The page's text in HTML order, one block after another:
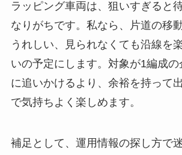
ラッピング車両は、狙いすぎると
なりがちです。私なら、片道の移
うれしい、見られなくても沿線を
いの予定にします。対象が1編成
に追いかけるより、余裕を持って
で気持ちよく楽しめます。
補足として、運用情報の探し方で